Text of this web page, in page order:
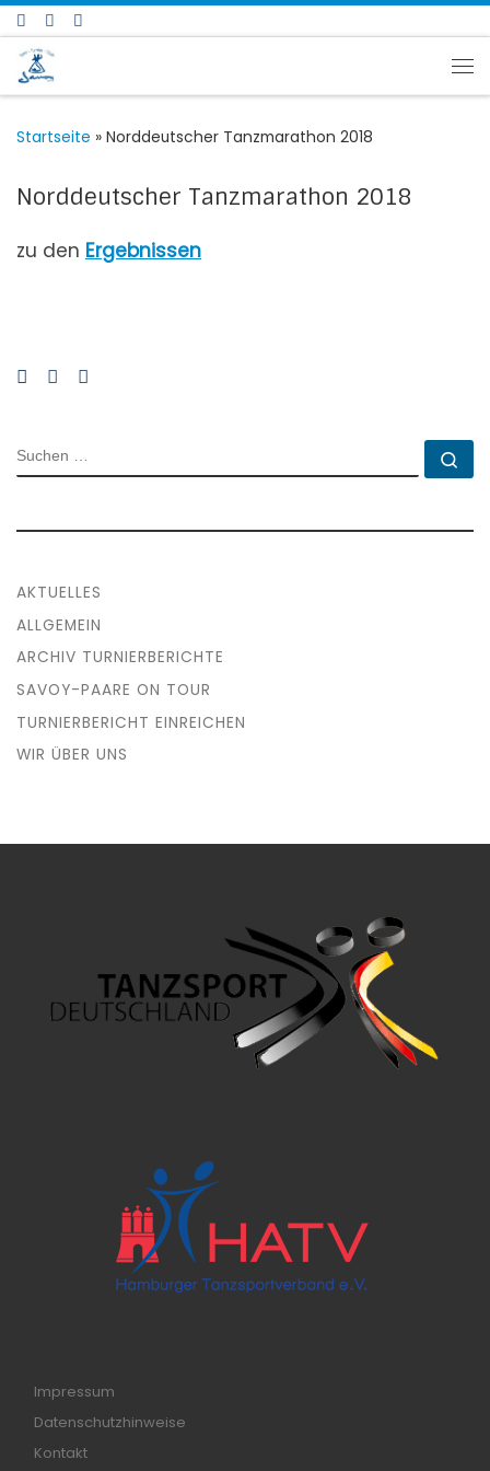
Zum Inhalt springen
Startseite » Norddeutscher Tanzmarathon 2018
Norddeutscher Tanzmarathon 2018
zu den Ergebnissen
SUCHE
AKTUELLES
ALLGEMEIN
ARCHIV TURNIERBERICHTE
SAVOY-PAARE ON TOUR
TURNIERBERICHT EINREICHEN
WIR ÜBER UNS
Impressum
Datenschutzhinweise
Kontakt